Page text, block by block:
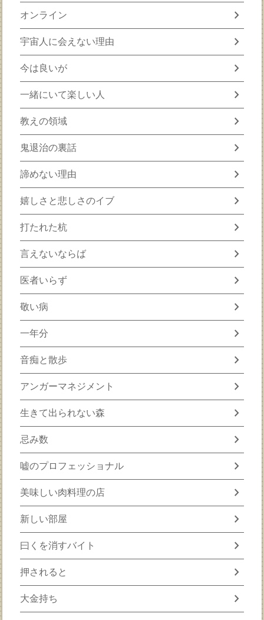
オンライン chevron_right
宇宙人に会えない理由 chevron_right
今は良いが chevron_right
一緒にいて楽しい人 chevron_right
教えの領域 chevron_right
鬼退治の裏話 chevron_right
諦めない理由 chevron_right
嬉しさと悲しさのイブ chevron_right
打たれた杭 chevron_right
言えないならば chevron_right
医者いらず chevron_right
敬い病 chevron_right
一年分 chevron_right
音痴と散歩 chevron_right
アンガーマネジメント chevron_right
生きて出られない森 chevron_right
忌み数 chevron_right
嘘のプロフェッショナル chevron_right
美味しい肉料理の店 chevron_right
新しい部屋 chevron_right
曰くを消すバイト chevron_right
押されると chevron_right
大金持ち chevron_right